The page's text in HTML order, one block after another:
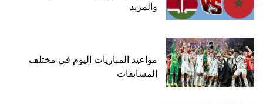
والمزيد
مواعيد المباريات اليوم في مختلف
المسابقات